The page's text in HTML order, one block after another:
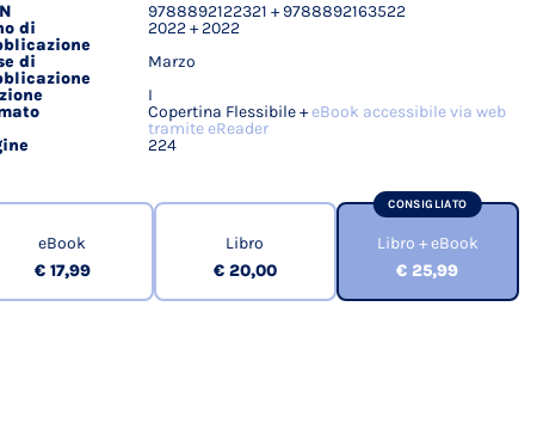
9788892122321 + 9788892163522
di
2022 + 2022
di
Marzo
I
Copertina Flessibile +eBook accessibile via web
tramite eReader
224
eBook
€ 17,99
Libro
€ 20,00
CONSIGLIATO
Libro + eBook
€ 25,99